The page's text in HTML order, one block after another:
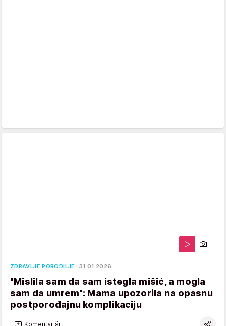
ZDRAVLJE PORODILJE 31.01.2026.
"Mislila sam da sam istegla mišić, a mogla
sam da umrem": Mama upozorila na opasnu
postporođajnu komplikaciju
Komentariši